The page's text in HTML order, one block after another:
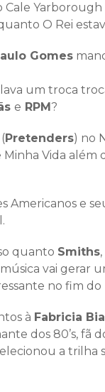
Cale
O Rei
Gomes
um troca
e RPM?
Pretenders) no
Minha Vida além
Americanos e
quanto Smiths
vai gerar
no fim do
à Fabricia
dos 80’s, fã
a trilha